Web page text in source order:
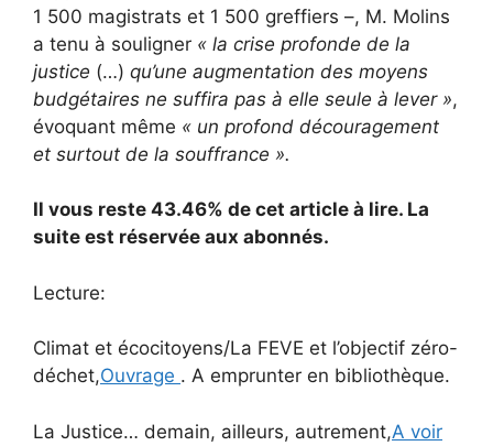
1 500 magistrats et 1 500 greffiers –, M. Molins
a tenu à souligner « la crise profonde de la
justice (…) qu’une augmentation des moyens
budgétaires ne suffira pas à elle seule à lever »,
évoquant même « un profond découragement
et surtout de la souffrance ».
Il vous reste 43.46% de cet article à lire. La
suite est réservée aux abonnés.
Lecture:
Climat et écocitoyens/La FEVE et l’objectif zéro-
déchet,Ouvrage . A emprunter en bibliothèque.
La Justice… demain, ailleurs, autrement,A voir